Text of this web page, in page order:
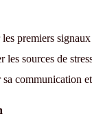
les premiers
les sources de
sa communication